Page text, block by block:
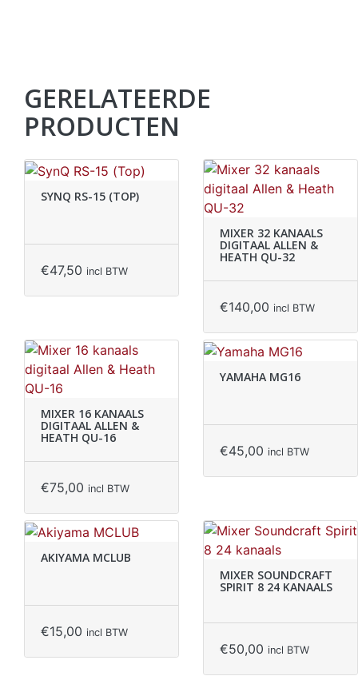
GERELATEERDE
PRODUCTEN
SYNQ RS-15 (TOP)
€47,50 incl BTW
MIXER 32 KANAALS
DIGITAAL ALLEN &
HEATH QU-32
€140,00 incl BTW
MIXER 16 KANAALS
DIGITAAL ALLEN &
HEATH QU-16
€75,00 incl BTW
YAMAHA MG16
€45,00 incl BTW
AKIYAMA MCLUB
€15,00 incl BTW
MIXER SOUNDCRAFT
SPIRIT 8 24 KANAALS
€50,00 incl BTW